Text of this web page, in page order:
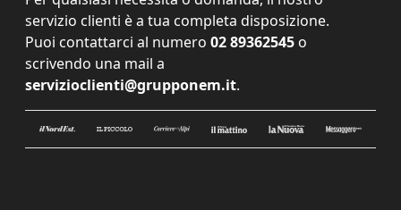
servizio clienti è a tua completa disposizione.
Puoi contattarci al numero 02 89362545 o
scrivendo una mail a
servizioclienti@grupponem.it.